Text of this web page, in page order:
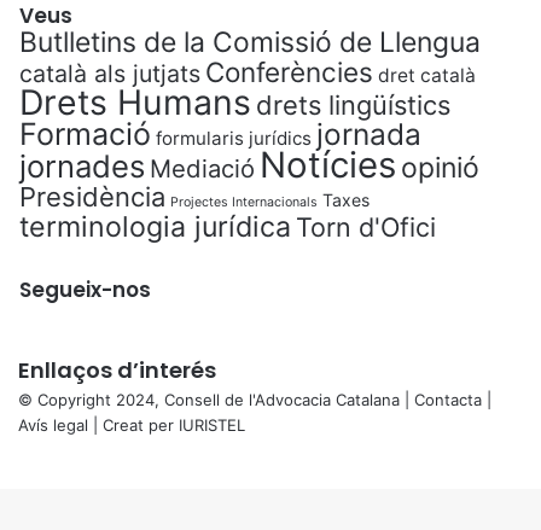
Veus
Butlletins de la Comissió de Llengua
català als jutjats Conferències dret català
Drets Humans drets lingüístics
Formació formularis jurídics jornada
jornades Mediació Notícies opinió
Presidència Projectes Internacionals Taxes
terminologia jurídica Torn d'Ofici
Segueix-nos
Enllaços d’interés
© Copyright 2024, Consell de l'Advocacia Catalana | Contacta
Avís legal | Creat per IURISTEL